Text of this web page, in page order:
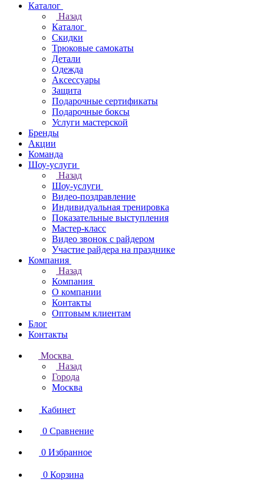
Каталог
Назад
Каталог
Скидки
Трюковые самокаты
Детали
Одежда
Аксессуары
Защита
Подарочные сертификаты
Подарочные боксы
Услуги мастерской
Бренды
Акции
Команда
Шоу-услуги
Назад
Шоу-услуги
Видео-поздравление
Индивидуальная тренировка
Показательные выступления
Мастер-класс
Видео звонок с райдером
Участие райдера на празднике
Компания
Назад
Компания
О компании
Контакты
Оптовым клиентам
Блог
Контакты
Москва
Назад
Города
Москва
Кабинет
0 Сравнение
0 Избранное
0 Корзина